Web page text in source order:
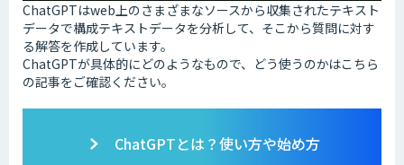
ChatGPTはweb上のさまざまなソースから収集されたテキスト
データで構成テキストデータを分析して、そこから質問に対す
る解答を作成しています。
ChatGPTが具体的にどのようなもので、どう使うのかはこちら
の記事をご確認ください。
ChatGPTとは？使い方や始め方